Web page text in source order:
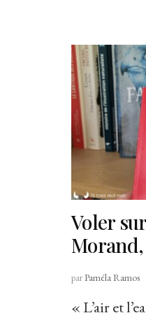
Voler
parPaméla Ramos
« L’air et